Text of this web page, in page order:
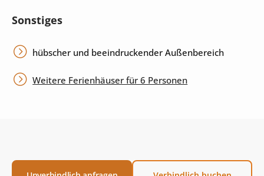
Sonstiges
hübscher und beeindruckender Außenbereich
Weitere Ferienhäuser für 6 Personen